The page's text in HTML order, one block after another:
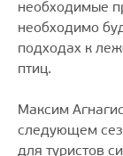
необходимые
необходимо
подходах к
птиц.
Максим
следующем
для туристов